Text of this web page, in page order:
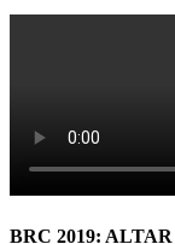
BRC 2019: ALTAR